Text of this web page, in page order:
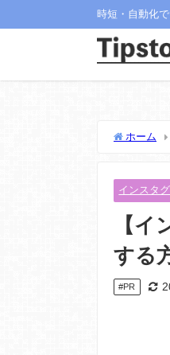
時短・自動化
ホーム
インスタ
【イ
する
#PR